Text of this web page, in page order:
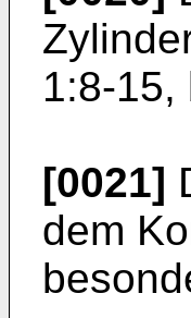
1:8-15,
[0021]
dem